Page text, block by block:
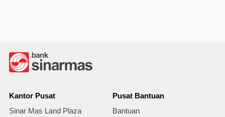
Kantor Pusat
Sinar Mas Land Plaza
Pusat Bantuan
Bantuan